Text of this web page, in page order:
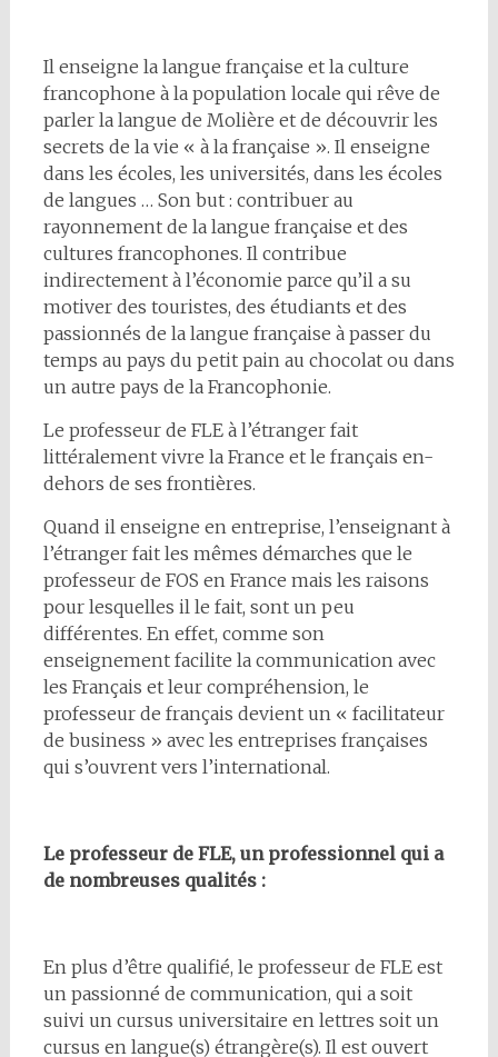
Il enseigne la langue française et la culture
francophone à la population locale qui rêve de
parler la langue de Molière et de découvrir les
secrets de la vie « à la française ». Il enseigne
dans les écoles, les universités, dans les écoles
de langues … Son but : contribuer au
rayonnement de la langue française et des
cultures francophones. Il contribue
indirectement à l’économie parce qu’il a su
motiver des touristes, des étudiants et des
passionnés de la langue française à passer du
temps au pays du petit pain au chocolat ou dans
un autre pays de la Francophonie.
Le professeur de FLE à l’étranger fait
littéralement vivre la France et le français en-
dehors de ses frontières.
Quand il enseigne en entreprise, l’enseignant à
l’étranger fait les mêmes démarches que le
professeur de FOS en France mais les raisons
pour lesquelles il le fait, sont un peu
différentes. En effet, comme son
enseignement facilite la communication avec
les Français et leur compréhension, le
professeur de français devient un « facilitateur
de business » avec les entreprises françaises
qui s’ouvrent vers l’international.
Le professeur de FLE, un professionnel qui a
de nombreuses qualités :
En plus d’être qualifié, le professeur de FLE est
un passionné de communication, qui a soit
suivi un cursus universitaire en lettres soit un
cursus en langue(s) étrangère(s). Il est ouvert